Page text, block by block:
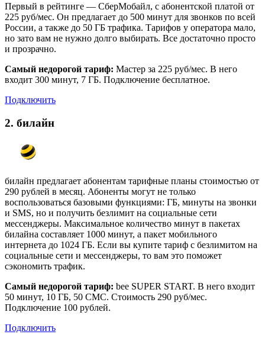
Первый в рейтинге — СберМобайл, с абонентской платой от
225 руб/мес. Он предлагает до 500 минут для звонков по всей
России, а также до 50 ГБ трафика. Тарифов у оператора мало,
но зато вам не нужно долго выбирать. Все достаточно просто
и прозрачно.
Самый недорогой тариф: Мастер за 225 руб/мес. В него
входит 300 минут, 7 ГБ. Подключение бесплатное.
Подключить
2. билайн
билайн предлагает абонентам тарифные планы стоимостью от
290 рублей в месяц. Абоненты могут не только
воспользоваться базовыми функциями: ГБ, минуты на звонки
и SMS, но и получить безлимит на социальные сети
мессенджеры. Максимальное количество минут в пакетах
билайна составляет 1000 минут, а пакет мобильного
интернета до 1024 ГБ. Если вы купите тариф с безлимитом на
социальные сети и мессенджеры, то вам это поможет
сэкономить трафик.
Самый недорогой тариф: bee SUPER START. В него входит
50 минут, 10 ГБ, 50 СМС. Стоимость 290 руб/мес.
Подключение 100 рублей.
Подключить